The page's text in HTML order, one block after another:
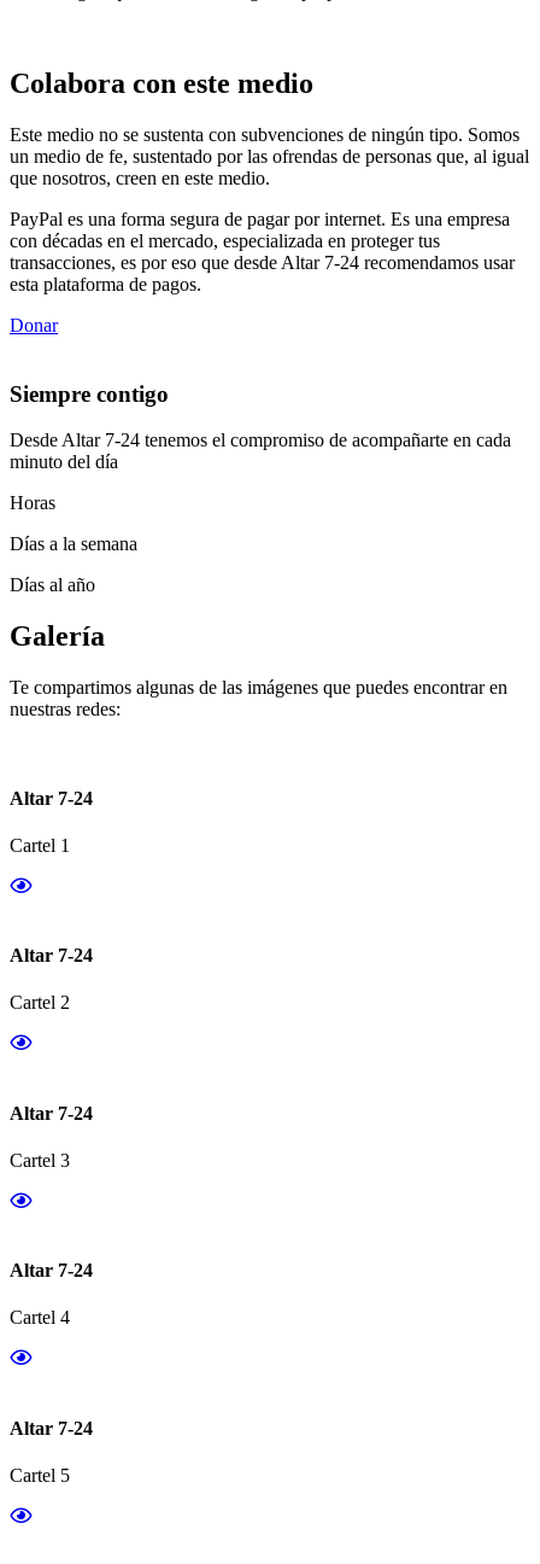
Colabora con este medio
Este medio no se sustenta con subvenciones de ningún tipo. Somos
un medio de fe, sustentado por las ofrendas de personas que, al igual
que nosotros, creen en este medio.
PayPal es una forma segura de pagar por internet. Es una empresa
con décadas en el mercado, especializada en proteger tus
transacciones, es por eso que desde Altar 7-24 recomendamos usar
esta plataforma de pagos.
Donar
Siempre contigo
Desde Altar 7-24 tenemos el compromiso de acompañarte en cada
minuto del día
Horas
Días a la semana
Días al año
Galería
Te compartimos algunas de las imágenes que puedes encontrar en
nuestras redes:
Altar 7-24
Cartel 1
Altar 7-24
Cartel 2
Altar 7-24
Cartel 3
Altar 7-24
Cartel 4
Altar 7-24
Cartel 5